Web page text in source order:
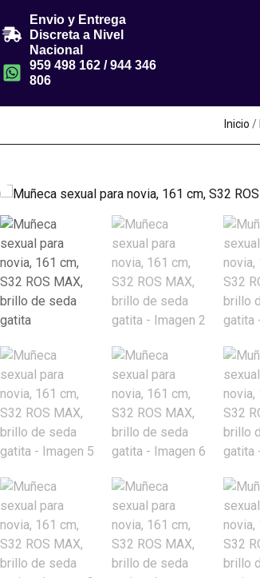
959 498 162 / 944 346
806
Envio y Entrega
Discreta a Nivel
Nacional
Inicio /